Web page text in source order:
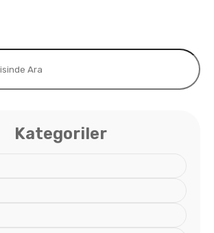
Kategoriler